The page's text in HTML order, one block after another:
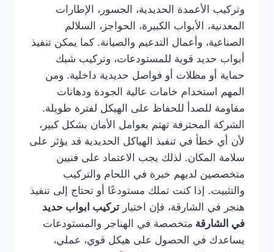
وتركيب الأعمدة الحديدية، الجسور، الإطارات
المعدنية، الأبواب الكبيرة، الحواجز، السلالم
الصناعية، وأعمال التدعيم والصيانة. كما يمكن تنفيذ
أبواب حديد قوية للمستودعات، وتركيب شبك
حماية أو مظلات أو فواصل حديدية داخلية. ومن
المهم استخدام خامات عالية الجودة ودهانات
مقاومة للصدأ للحفاظ على الهيكل لفترة طويلة.
الشركة المحترفة تهتم بعوامل الأمان بشكل كبير،
لأن أي خطأ في تنفيذ الهياكل الحديدية قد يؤثر على
سلامة المكان. لذلك يجب الاعتماد على فنيين
متخصصين لديهم خبرة في اللحام والتركيب
والتثبيت. إذا كنت تملك مستودعًا أو تحتاج إلى تنفيذ
هنجر في الشارقة، فإن اختيار تركيب ابواب حديد
في الشارقة متخصصة في الهناجر والمستودعات
يساعدك في الحصول على هيكل قوي، عملي،